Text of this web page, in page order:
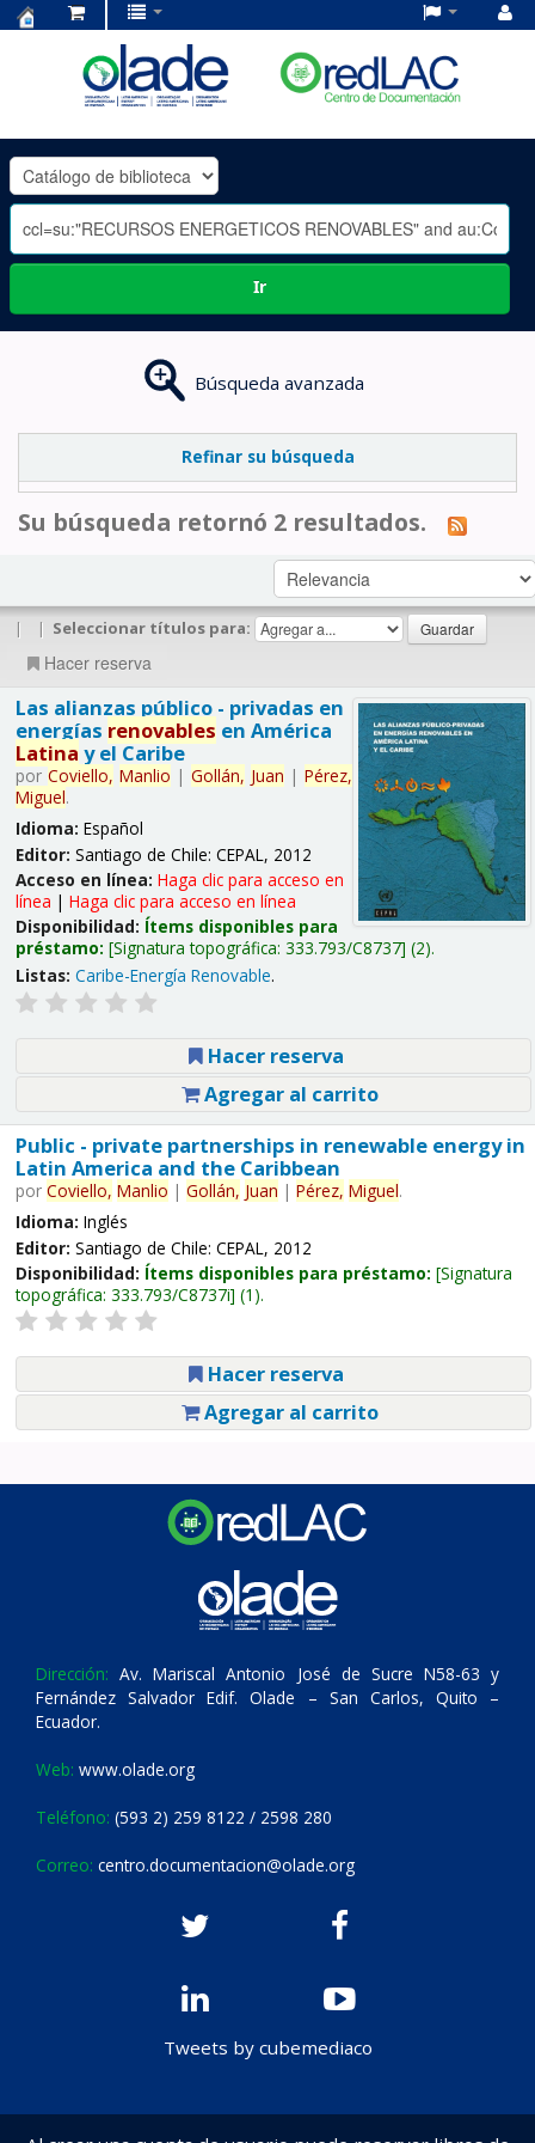
OLADE
-
Ir
Búsqueda avanzada
Refinar su búsqueda
Su búsqueda retornó 2 resultados.
| | Seleccionar títulos para:
Hacer reserva
Las alianzas público - privadas en
energías renovables en América
Latina y el Caribe
por Coviello, Manlio | Gollán, Juan | Pérez,
Miguel.
Idioma: Español
Editor: Santiago de Chile: CEPAL, 2012
Acceso en línea: Haga clic para acceso en
línea | Haga clic para acceso en línea
Disponibilidad: Ítems disponibles para
préstamo: Signatura topográfica: 333.793/C8737 (2).
Listas: Caribe-Energía Renovable.
Hacer reserva
Agregar al carrito
Public - private partnerships in renewable energy in
Latin America and the Caribbean
por Coviello, Manlio | Gollán, Juan | Pérez, Miguel.
Idioma: Inglés
Editor: Santiago de Chile: CEPAL, 2012
Disponibilidad: Ítems disponibles para préstamo: Signatura
topográfica: 333.793/C8737i (1).
Hacer reserva
Agregar al carrito
Dirección: Av. Mariscal Antonio José de Sucre N58-63 y
Fernández Salvador Edif. Olade – San Carlos, Quito –
Ecuador.
Web: www.olade.org
Teléfono: (593 2) 259 8122 / 2598 280
Correo: centro.documentacion@olade.org
Tweets by cubemediaco